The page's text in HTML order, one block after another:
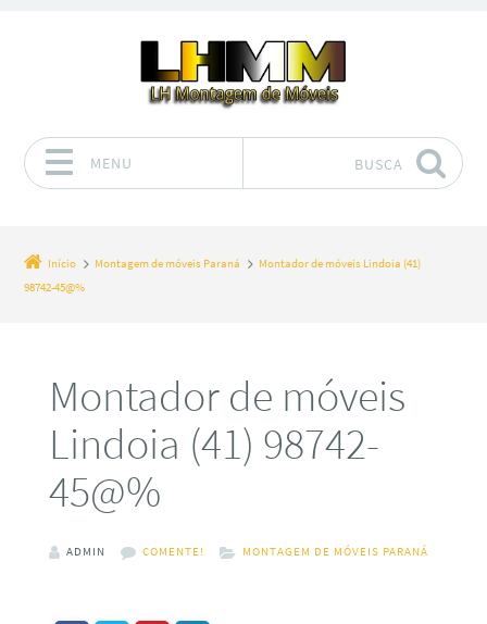
MENU BUSCA
Início Montagem de móveis Paraná
Montador de móveis Lindoia (41)
98742-45@%
Montador de móveis
Lindoia (41) 98742-
45@%
ADMIN COMENTE! MONTAGEM DE MÓVEIS PARANÁ